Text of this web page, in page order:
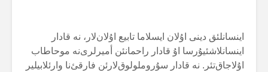
اینسانلئق دینی اۇلان ایسلاما تابیع اۇلان‌لار، نە قادار
اینسانلاشئیۇرسا اۇ قادار راحمانئن أمیرلری‌نە موحاطاب
اۇلاجاق‌تئر. نە قادار سۇروملولوق‌لارئن فارقئ‌نا وارئلابیلیر